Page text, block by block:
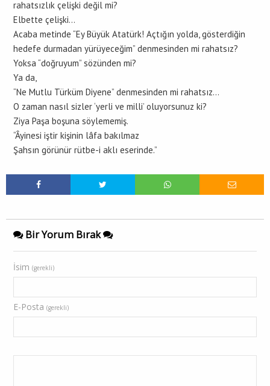
rahatsızlık çelişki değil mi?
Elbette çelişki…
Acaba metinde “Ey Büyük Atatürk! Açtığın yolda, gösterdiğin
hedefe durmadan yürüyeceğim” denmesinden mi rahatsız?
Yoksa “doğruyum” sözünden mi?
Ya da,
“Ne Mutlu Türküm Diyene” denmesinden mi rahatsız…
O zaman nasıl sizler ‘yerli ve milli’ oluyorsunuz ki?
Ziya Paşa boşuna söylememiş.
“Âyinesi iştir kişinin lâfa bakılmaz
Şahsın görünür rütbe-i aklı eserinde.”
Bir Yorum Bırak
İsim (gerekli)
E-Posta (gerekli)